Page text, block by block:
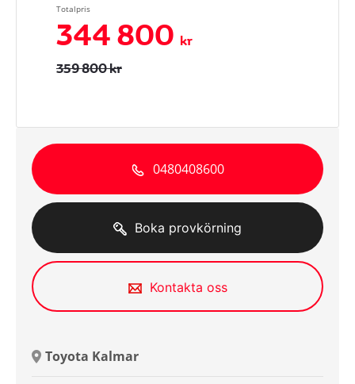
Totalpris
344 800 kr
359 800 kr
0480408600
Boka provkörning
Kontakta oss
Toyota Kalmar